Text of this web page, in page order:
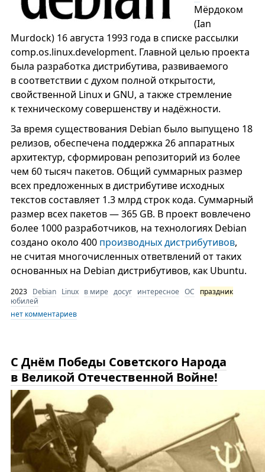
Мёрдоком
(Ian
Murdock) 16 августа 1993 года в списке рассылки
comp.os.linux.development. Главной целью проекта
была разработка дистрибутива, развиваемого
в соответствии с духом полной открытости,
свойственной Linux и GNU, а также стремление
к техническому совершенству и надёжности.
За время существования Debian было выпущено 18
релизов, обеспечена поддержка 26 аппаратных
архитектур, сформирован репозиторий из более
чем 60 тысяч пакетов. Общий суммарных размер
всех предложенных в дистрибутиве исходных
текстов составляет 1.3 млрд строк кода. Суммарный
размер всех пакетов — 365 GB. В проект вовлечено
более 1000 разработчиков, на технологиях Debian
создано около 400 производных дистрибутивов,
не считая многочисленных ответвлений от таких
основанных на Debian дистрибутивов, как Ubuntu.
2023 Debian Linux в мире досуг интересное ОС
праздник
юбилей
нет комментариев
С Днём Победы Советского Народа
в Великой Отечественной Войне!